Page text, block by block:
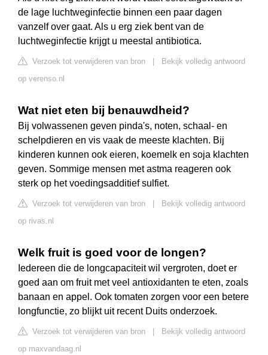
de lage luchtweginfectie binnen een paar dagen
vanzelf over gaat. Als u erg ziek bent van de
luchtweginfectie krijgt u meestal antibiotica.
Verzoek tot verwijderen van bron
Bekijk volledig antwoord
op verenso.nl
Wat niet eten bij benauwdheid?
Bij volwassenen geven pinda's, noten, schaal- en
schelpdieren en vis vaak de meeste klachten. Bij
kinderen kunnen ook eieren, koemelk en soja klachten
geven. Sommige mensen met astma reageren ook
sterk op het voedingsadditief sulfiet.
Verzoek tot verwijderen van bron
Bekijk volledig antwoord
op rivas.nl
Welk fruit is goed voor de longen?
Iedereen die de longcapaciteit wil vergroten, doet er
goed aan om fruit met veel antioxidanten te eten, zoals
banaan en appel. Ook tomaten zorgen voor een betere
longfunctie, zo blijkt uit recent Duits onderzoek.
Verzoek tot verwijderen van bron
Bekijk volledig antwoord
op maxvandaag.nl